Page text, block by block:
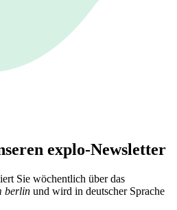
explo-Newsletter
Sie wöchentlich über das
berlin und wird in deutscher Sprache